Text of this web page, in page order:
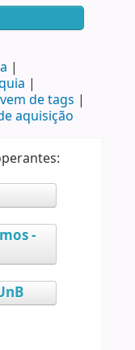
de tags
aquisição
-